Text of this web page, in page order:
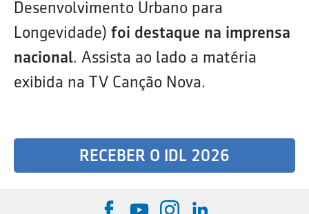
Desenvolvimento Urbano para
Longevidade) foi destaque na imprensa
nacional. Assista ao lado a matéria
exibida na TV Canção Nova.
RECEBER O IDL 2026